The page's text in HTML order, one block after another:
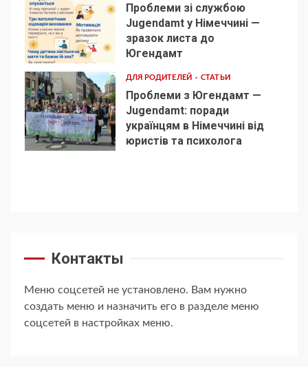
4
Проблеми зі службою
Jugendamt у Німеччині —
зразок листа до
Югендамт
5
ДЛЯ РОДИТЕЛЕЙ СТАТЬИ
Проблеми з Югендамт —
Jugendamt: поради
українцям в Німеччині від
юристів та психолога
Контакты
Меню соцсетей не установлено. Вам нужно
создать меню и назначить его в разделе меню
соцсетей в настройках меню.